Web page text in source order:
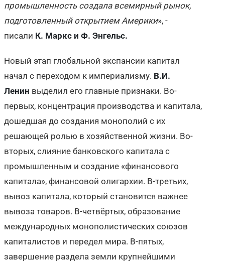
промышленность создала всемирный рынок,
подготовленный открытием Америки», -
писали К. Маркс и Ф. Энгельс.
Новый этап глобальной экспансии капитал
начал с переходом к империализму. В.И.
Ленин выделил его главные признаки. Во-
первых, концентрация производства и капитала,
дошедшая до создания монополий с их
решающей ролью в хозяйственной жизни. Во-
вторых, слияние банковского капитала с
промышленным и создание «финансового
капитала», финансовой олигархии. В-третьих,
вывоз капитала, который становится важнее
вывоза товаров. В-четвёртых, образование
международных монополистических союзов
капиталистов и передел мира. В-пятых,
завершение раздела земли крупнейшими